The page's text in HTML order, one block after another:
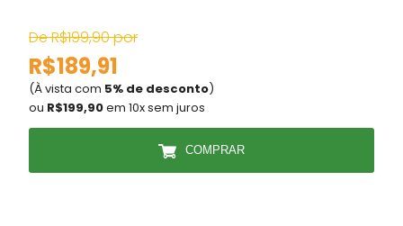
De R$199,90 por
R$189,91
(À vista com 5% de desconto)
ou R$199,90em 10x sem juros
COMPRAR